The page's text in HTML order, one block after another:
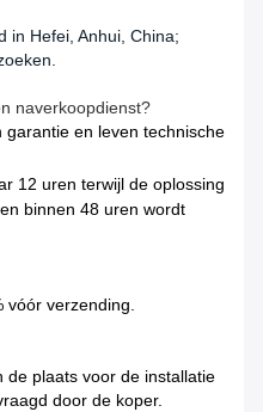
in Hefei, Anhui, China;
naverkoopdienst?
en leven technische
12 uren terwijl de oplossing
binnen 48 uren wordt
vóór verzending.
de plaats voor de installatie
door de koper.